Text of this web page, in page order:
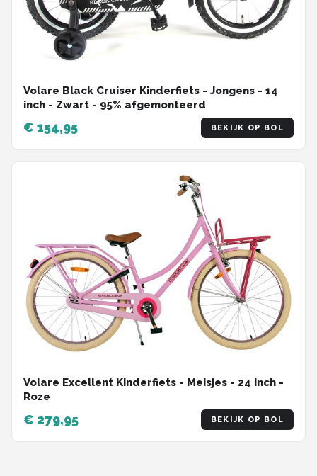
Volare Black Cruiser Kinderfiets - Jongens - 14
inch - Zwart - 95% afgemonteerd
€ 154,95 BEKIJK OP BOL
Volare Excellent Kinderfiets - Meisjes - 24 inch -
Roze
€ 279,95 BEKIJK OP BOL